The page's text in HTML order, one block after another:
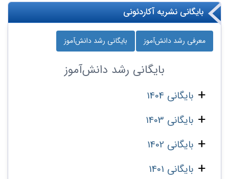
بایگانی نشریه آکاردئونی
معرفی رشد دانش‌آموز بایگانی رشد دانش‌آموز
بایگانی رشد دانش‌آموز
بایگانی 1404
بایگانی 1403
بایگانی 1402
بایگانی 1401